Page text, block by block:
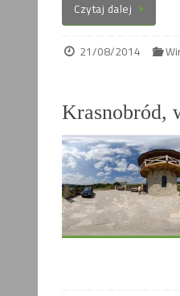
Czytaj dalej
21/08/2014
Krasnobród,